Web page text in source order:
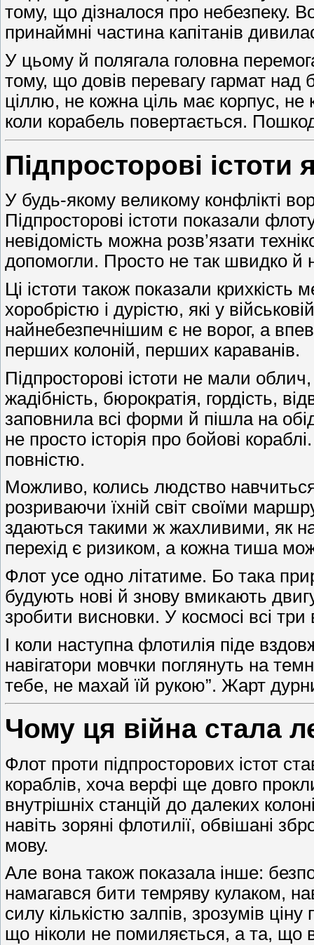
тому, що дізналося про небезпеку.
принаймні частина капітанів
У цьому й полягала головна
тому, що довів перевагу гармат над
ціллю, не кожна ціль має корпус, не
коли корабель повертається.
Підпросторові істоти
У будь-якому великому конфлікті
Підпросторові істоти показали
невідомість можна розв’язати
допомогли. Просто не так швидко й
Ці істоти також показали
хоробрістю і дурістю, які у
найнебезпечнішим є не ворог, а
перших колоній, перших караванів.
Підпросторові істоти не мали
жадібність, бюрократія, гордість,
заповнила всі форми й пішла на
не просто історія про бойові
повністю.
Можливо, колись людство
розриваючи їхній світ своїми
здаються такими ж жахливими, як
перехід є ризиком, а кожна тиша
Флот усе одно літатиме. Бо така
будують нові й знову вмикають
зробити висновки. У космосі всі
І коли наступна флотилія піде
навігатори мовчки поглянуть на
тебе, не махай їй рукою”. Жарт
Чому ця війна стала
Флот проти підпросторових істот
кораблів, хоча верфі ще довго
внутрішніх станцій до далеких
навіть зоряні флотилії, обвішані
мову.
Але вона також показала інше:
намагався бити темряву кулаком,
силу кількістю залпів, зрозумів
що ніколи не помиляється, а та, що